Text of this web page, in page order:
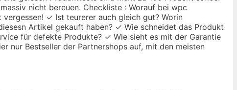
nicht bereuen. Checkliste : Worauf bei wpc
✓ Ist teurerer auch gleich gut? Worin
Artikel gekauft haben? ✓ Wie schneidet das Produkt
für defekte Produkte? ✓ Wie sieht es mit der Garantie
nur Bestseller der Partnershops auf, mit den meisten